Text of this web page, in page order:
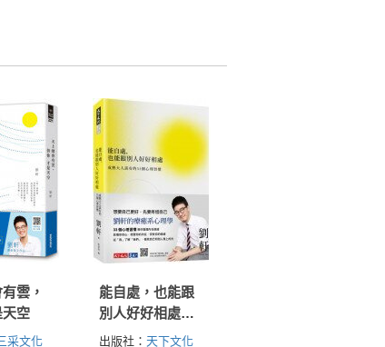
雲，
空
采文化
能自處，也能跟
別人好好相處：
成熟大人該有的
出版社： 天下文化